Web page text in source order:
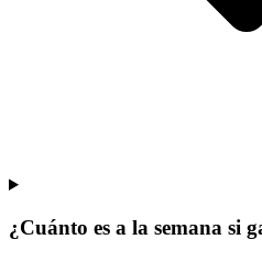
¿Cuánto es a la semana si